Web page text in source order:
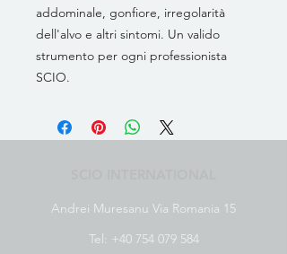
addominale, gonfiore, irregolarità
dell'alvo e altri sintomi. Un valido
strumento per ogni professionista
SCIO.
Andrei Muresanu Via Romania 15
Tel: +40 754 079 584